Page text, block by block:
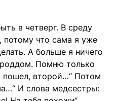
в четверг. В среду
что сама я уже
А больше я ничего
Помню только
пошел, второй…“ Потом
И слова медсестры: